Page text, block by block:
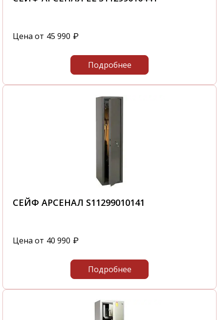
Цена от 45 990 ₽
Подробнее
СЕЙФ АРСЕНАЛ S11299010141
Цена от 40 990 ₽
Подробнее